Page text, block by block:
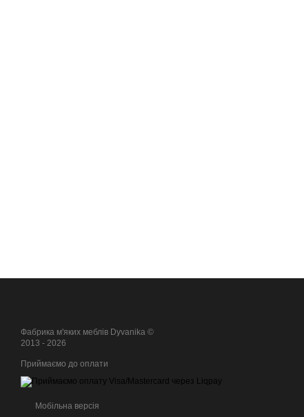
Фабрика м'яких меблів Dyvanika ©
2013 - 2026
Приймаємо до оплати
Мобільна версія